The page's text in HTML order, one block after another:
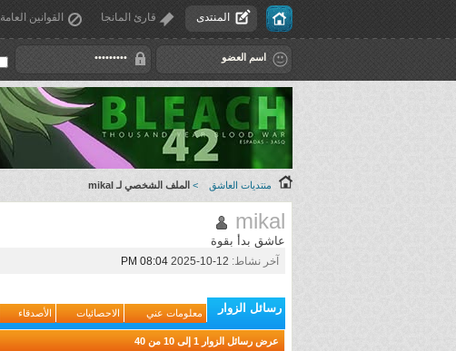
المنتدى قارئ المانجا القوانين العامة
منتديات العاشق > الملف الشخصي لـ mikal
mikal
عاشق بدأ بقوة
آخر نشاط: 08:04 PM
رسائل الزوار معلومات عني الاحصائيات الأصدقاء
عرض رسائل الزوار 1 إلى 10 من 40